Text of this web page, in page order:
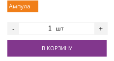
Ампула
- шт +
В КОРЗИНУ